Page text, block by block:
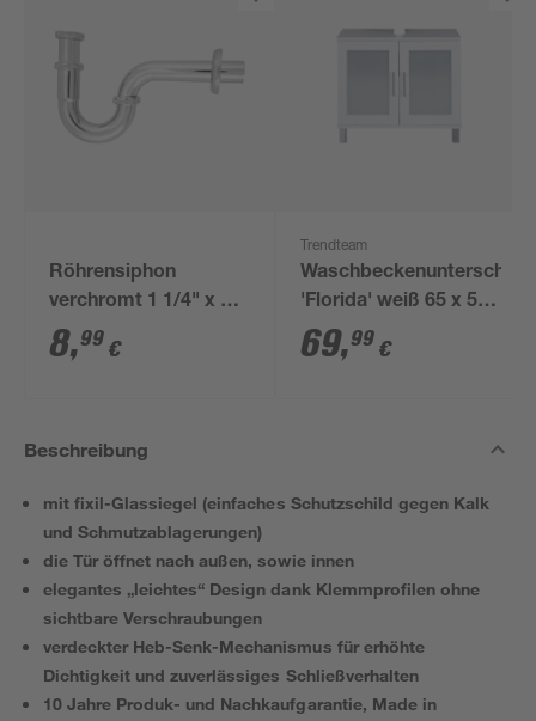
Röhrensiphon
verchromt 1 1/4" x 32
mm
8,99 €
Trendteam
'Florida' weiß 65 x 56
x 33 cm
69,99 €
Beschreibung
mit fixil-Glassiegel (einfaches Schutzschild gegen Kalk
und Schmutzablagerungen)
die Tür öffnet nach außen, sowie innen
elegantes „leichtes“ Design dank Klemmprofilen ohne
sichtbare Verschraubungen
verdeckter Heb-Senk-Mechanismus für erhöhte
Dichtigkeit und zuverlässiges Schließverhalten
10 Jahre Produk- und Nachkaufgarantie, Made in